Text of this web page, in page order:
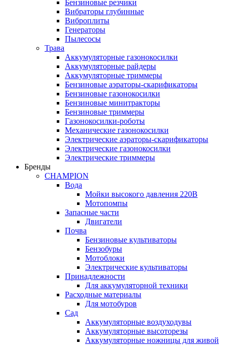
Бензиновые резчики
Вибраторы глубинные
Виброплиты
Генераторы
Пылесосы
Трава
Аккумуляторные газонокосилки
Аккумуляторные райдеры
Аккумуляторные триммеры
Бензиновые аэраторы-скарификаторы
Бензиновые газонокосилки
Бензиновые минитракторы
Бензиновые триммеры
Газонокосилки-роботы
Механические газонокосилки
Электрические аэраторы-скарификаторы
Электрические газонокосилки
Электрические триммеры
Бренды
CHAMPION
Вода
Мойки высокого давления 220В
Мотопомпы
Запасные части
Двигатели
Почва
Бензиновые культиваторы
Бензобуры
Мотоблоки
Электрические культиваторы
Принадлежности
Для аккумуляторной техники
Расходные материалы
Для мотобуров
Сад
Аккумуляторные воздуходувы
Аккумуляторные высоторезы
Аккумуляторные ножницы для живой